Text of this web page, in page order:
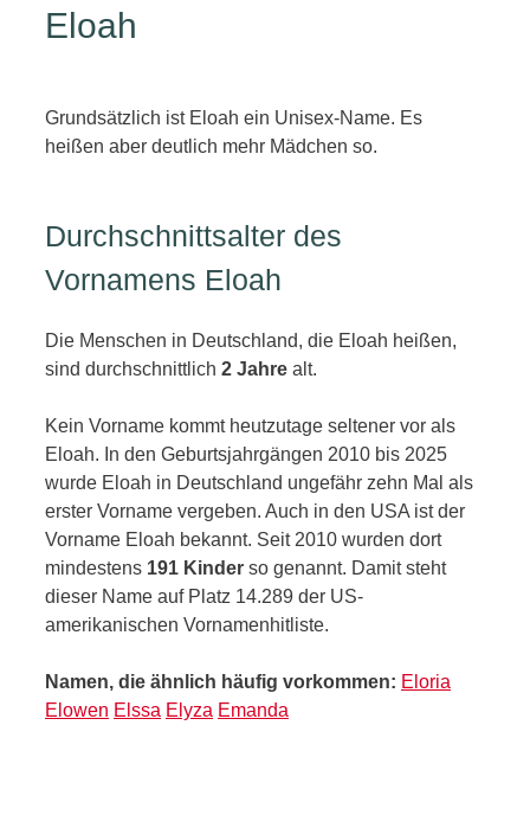
Eloah
Grundsätzlich ist Eloah ein Unisex-Name. Es
heißen aber deutlich mehr Mädchen so.
Durchschnittsalter des
Vornamens Eloah
Die Menschen in Deutschland, die Eloah heißen,
sind durchschnittlich 2 Jahre alt.
Kein Vorname kommt heutzutage seltener vor als
Eloah. In den Geburtsjahrgängen 2010 bis 2025
wurde Eloah in Deutschland ungefähr zehn Mal als
erster Vorname vergeben. Auch in den USA ist der
Vorname Eloah bekannt. Seit 2010 wurden dort
mindestens 191 Kinder so genannt. Damit steht
dieser Name auf Platz 14.289 der US-
amerikanischen Vornamenhitliste.
Namen, die ähnlich häufig vorkommen: Eloria
Elowen Elssa Elyza Emanda